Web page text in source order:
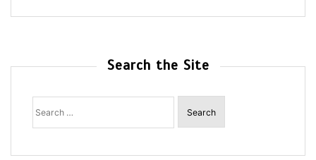
Search the Site
Search
for: